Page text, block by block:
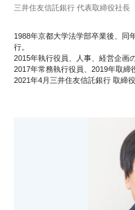
三井住友信託銀行 代表取締役社長
1988年京都大学法学部卒業後、同
行。
2015年執行役員、人事、経営企画
2017年常務執行役員、2019年取締
2021年4月三井住友信託銀行 取締